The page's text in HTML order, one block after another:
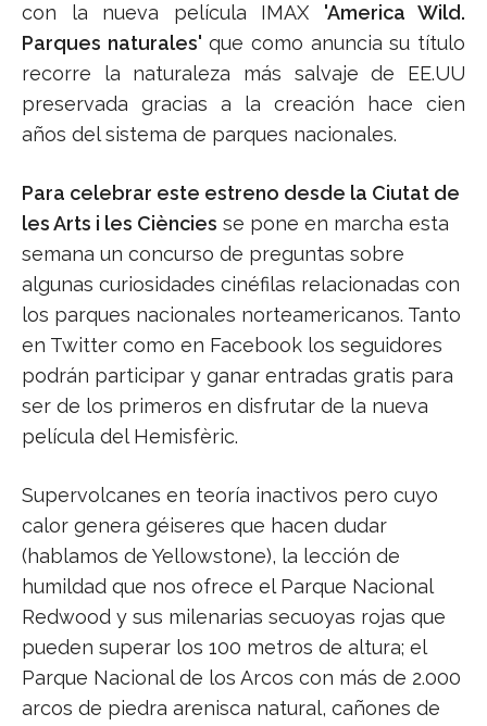
con la nueva película IMAX 'America Wild.
Parques naturales' que como anuncia su título
recorre la naturaleza más salvaje de EE.UU
preservada gracias a la creación hace cien
años del sistema de parques nacionales.
Para celebrar este estreno desde la Ciutat de
les Arts i les Ciències se pone en marcha esta
semana un concurso de preguntas sobre
algunas curiosidades cinéfilas relacionadas con
los parques nacionales norteamericanos. Tanto
en Twitter como en Facebook los seguidores
podrán participar y ganar entradas gratis para
ser de los primeros en disfrutar de la nueva
película del Hemisfèric.
Supervolcanes en teoría inactivos pero cuyo
calor genera géiseres que hacen dudar
(hablamos de Yellowstone), la lección de
humildad que nos ofrece el Parque Nacional
Redwood y sus milenarias secuoyas rojas que
pueden superar los 100 metros de altura; el
Parque Nacional de los Arcos con más de 2.000
arcos de piedra arenisca natural, cañones de